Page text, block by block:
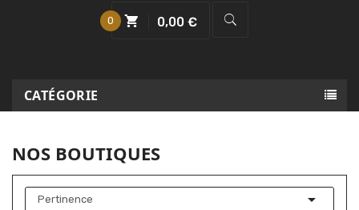
0 0,00 €
CATÉGORIE
NOS BOUTIQUES
Pertinence 